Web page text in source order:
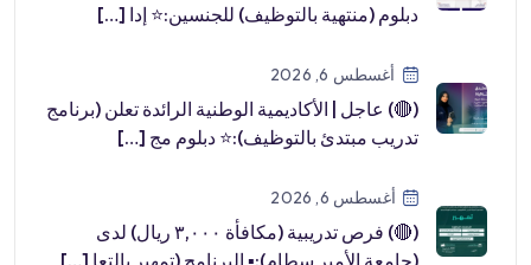
دبلوم (منتهية بالتوظيف) للجنسين:⭐️ إدا […]
أغسطس 6, 2026
(🔴) عاجل | الأكاديمية الوطنية الرائدة تعلن (برنامج
تدريب مبتدئ بالتوظيف):⭐️ دبلوم مج […]
أغسطس 6, 2026
(🔴) فرص تدريبية (مكافأة ٣,٠٠٠ ريال) لدى